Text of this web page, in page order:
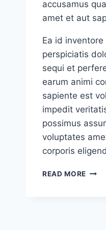
accusamus
amet et aut
Ea id
perspiciatis
sequi et
earum animi
sapiente est
impedit
possimus
voluptates
corporis
READ MORE ENIM